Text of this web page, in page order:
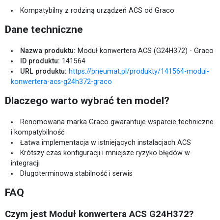
Kompatybilny z rodziną urządzeń ACS od Graco
Dane techniczne
Nazwa produktu: Moduł konwertera ACS (G24H372) - Graco
ID produktu: 141564
URL produktu: https://pneumat.pl/produkty/141564-modul-
konwertera-acs-g24h372-graco
Dlaczego warto wybrać ten model?
Renomowana marka Graco gwarantuje wsparcie techniczne
i kompatybilność
Łatwa implementacja w istniejących instalacjach ACS
Krótszy czas konfiguracji i mniejsze ryzyko błędów w
integracji
Długoterminowa stabilność i serwis
FAQ
Czym jest Moduł konwertera ACS G24H372?